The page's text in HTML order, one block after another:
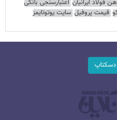
فولاد ایرانیان اعتبارسنجی بانکی
قیمت پروفیل سایت یوتوتایمز